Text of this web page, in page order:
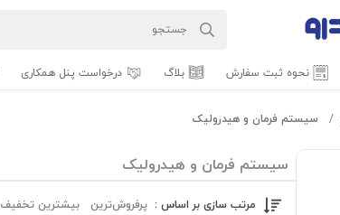
نحوه ثبت سفارش بلاگ درخواست پنل همکاری
سیستم فرمان و هیدرولیک
سیستم فرمان و هیدرولیک
مرتب سازی بر اساس : پرفروش‌ترین‌ بیشترین تخفیف